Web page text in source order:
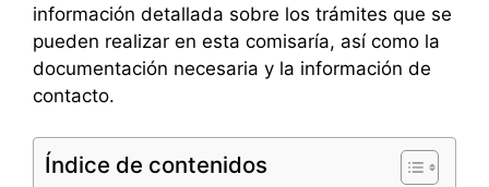
información detallada sobre los trámites que se
pueden realizar en esta comisaría, así como la
documentación necesaria y la información de
contacto.
Índice de contenidos